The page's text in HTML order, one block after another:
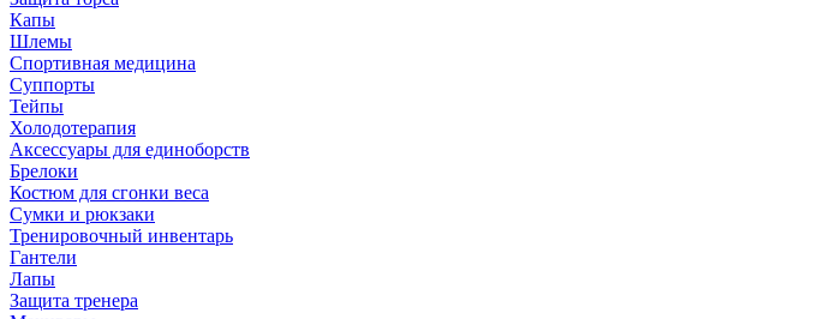
Капы
Шлемы
Спортивная медицина
Суппорты
Тейпы
Холодотерапия
Аксессуары для единоборств
Брелоки
Костюм для сгонки веса
Сумки и рюкзаки
Тренировочный инвентарь
Гантели
Лапы
Защита тренера